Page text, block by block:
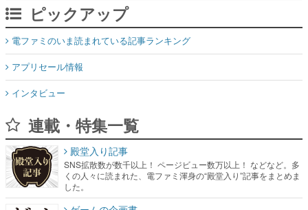
ピックアップ
電ファミのいま読まれている記事ランキング
アプリセール情報
インタビュー
連載・特集一覧
殿堂入り記事
SNS拡散数が数千以上！ ページビュー数万以上！ などなど。多
くの人々に読まれた、電ファミ渾身の“殿堂入り”記事をまとめま
した。